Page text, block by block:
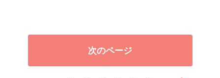
次のページ